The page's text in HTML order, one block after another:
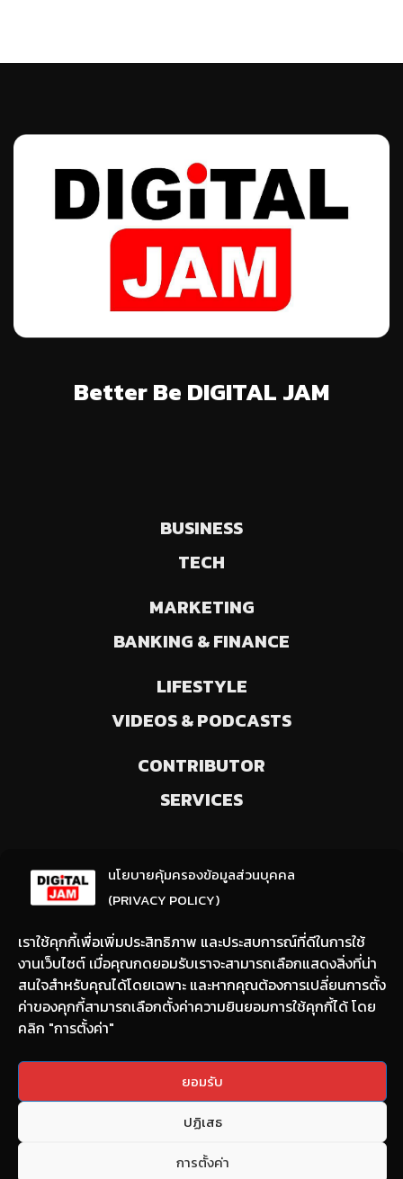
นโยบายคุ้มครองข้อมูลส่วนบุคคล
(PRIVACY POLICY)
เราใช้คุกกี้เพื่อเพิ่มประสิทธิภาพ และประสบการณ์ที่ดีในการใช้
งานเว็บไซต์ เมื่อคุณกดยอมรับเราจะสามารถเลือกแสดงสิ่งที่น่า
สนใจสำหรับคุณได้โดยเฉพาะ และหากคุณต้องการเปลี่ยนการตั้ง
ค่าของคุกกี้สามารถเลือกตั้งค่าความยินยอมการใช้คุกกี้ได้ โดย
คลิก "การตั้งค่า"
ยอมรับ
ปฏิเสธ
การตั้งค่า
Better Be DIGITAL JAM
BUSINESS
TECH
MARKETING
BANKING & FINANCE
LIFESTYLE
VIDEOS & PODCASTS
CONTRIBUTOR
SERVICES
(ให้มีการเลือกความสนใจ / ชอบข่าวด้านใด)
Email:nont@digitaljam.asia
Copyright © 2022 DIGITAL JAM All rights reserved.